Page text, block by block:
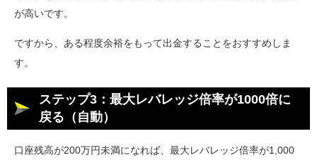
が高いです。
ですから、ある程度余裕をもって出金することをおすすめしま
す。
ステップ3：最大レバレッジ倍率が1000倍に
戻る（自動）
口座残高が200万円未満になれば、最大レバレッジ倍率が1,000